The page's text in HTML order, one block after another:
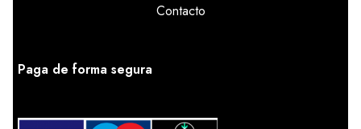
Contacto
Paga de forma segura